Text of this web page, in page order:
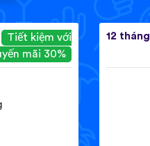
Tiết kiệm với
mãi 30%
12 tháng